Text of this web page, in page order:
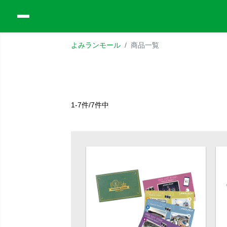
よみランモール 商品一覧
1-7件/7件中